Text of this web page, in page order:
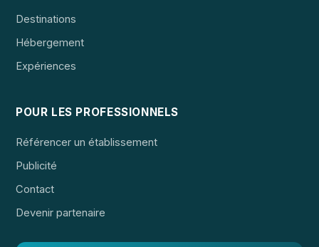
Destinations
Hébergement
Expériences
POUR LES PROFESSIONNELS
Référencer un établissement
Publicité
Contact
Devenir partenaire